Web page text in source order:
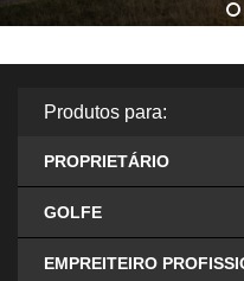
Produtos para:
PROPRIETÁRIO
GOLFE
EMPREITEIRO